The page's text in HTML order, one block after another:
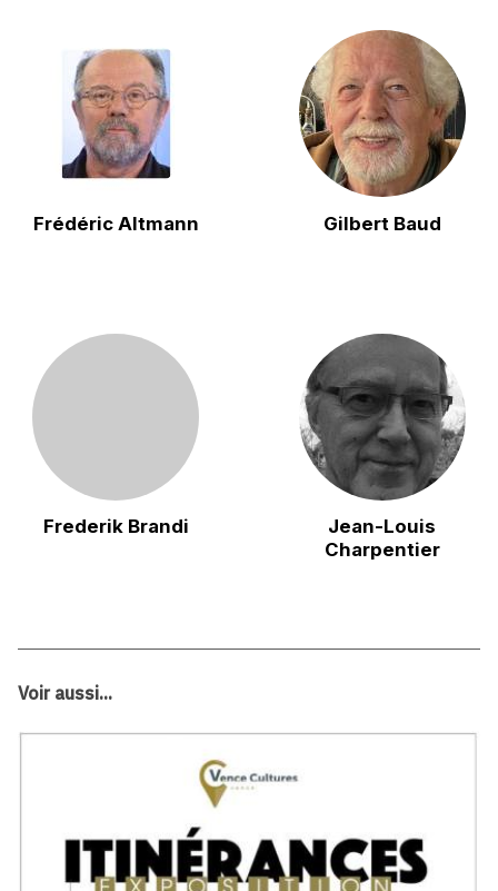
Frédéric Altmann Gilbert Baud
Frederik Brandi
Jean-Louis
Charpentier
Voir aussi...